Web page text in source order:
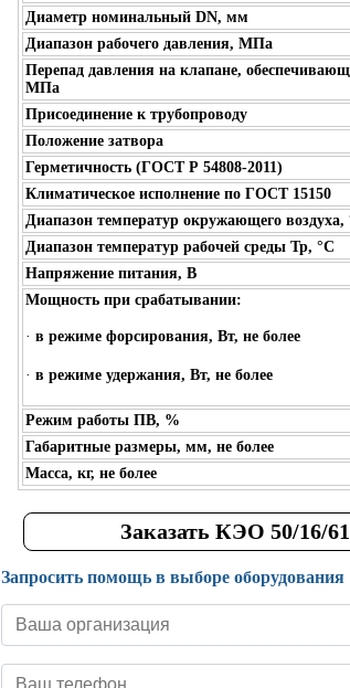
Диаметр номинальный DN, мм
Диапазон рабочего давления, МПа
Перепад давления на клапане,
МПа
Присоединение к трубопроводу
Положение затвора
Герметичность (ГОСТ Р 54808-2011)
Климатическое исполнение по ГОСТ 15150
Диапазон температур окружающего воздуха,
Диапазон температур рабочей среды Тр, °С
Напряжение питания, В
Мощность при срабатывании:
· в режиме форсирования, Вт, не более
· в режиме удержания, Вт, не более
Режим работы ПВ, %
Габаритные размеры, мм, не более
Масса, кг, не более
Заказать КЭО 50/16/
Запросить помощь в выборе оборудования